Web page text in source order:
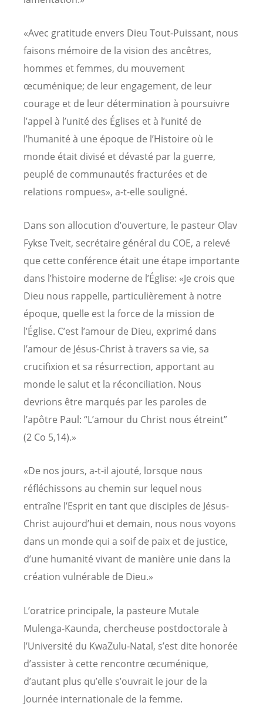
«Avec gratitude envers Dieu Tout-Puissant, nous
faisons mémoire de la vision des ancêtres,
hommes et femmes, du mouvement
œcuménique; de leur engagement, de leur
courage et de leur détermination à poursuivre
l’appel à l’unité des Églises et à l’unité de
l’humanité à une époque de l’Histoire où le
monde était divisé et dévasté par la guerre,
peuplé de communautés fracturées et de
relations rompues», a-t-elle souligné.
Dans son allocution d’ouverture, le pasteur Olav
Fykse Tveit, secrétaire général du COE, a relevé
que cette conférence était une étape importante
dans l’histoire moderne de l’Église: «Je crois que
Dieu nous rappelle, particulièrement à notre
époque, quelle est la force de la mission de
l’Église. C’est l’amour de Dieu, exprimé dans
l’amour de Jésus-Christ à travers sa vie, sa
crucifixion et sa résurrection, apportant au
monde le salut et la réconciliation. Nous
devrions être marqués par les paroles de
l’apôtre Paul: “L’amour du Christ nous étreint”
(2 Co 5,14).»
«De nos jours, a-t-il ajouté, lorsque nous
réfléchissons au chemin sur lequel nous
entraîne l’Esprit en tant que disciples de Jésus-
Christ aujourd’hui et demain, nous nous voyons
dans un monde qui a soif de paix et de justice,
d’une humanité vivant de manière unie dans la
création vulnérable de Dieu.»
L’oratrice principale, la pasteure Mutale
Mulenga-Kaunda, chercheuse postdoctorale à
l’Université du KwaZulu-Natal, s’est dite honorée
d’assister à cette rencontre œcuménique,
d’autant plus qu’elle s’ouvrait le jour de la
Journée internationale de la femme.